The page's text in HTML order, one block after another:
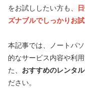
をお試ししたい方も、
ズナブルでしっかりお
本記事では、ノートパ
的なサービス内容や利
た、 おすすめのレンタ
ださい。